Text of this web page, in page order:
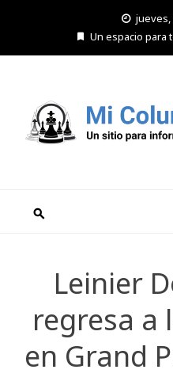
jueves,
Un espacio para
Leinier
regresa a
en Grand